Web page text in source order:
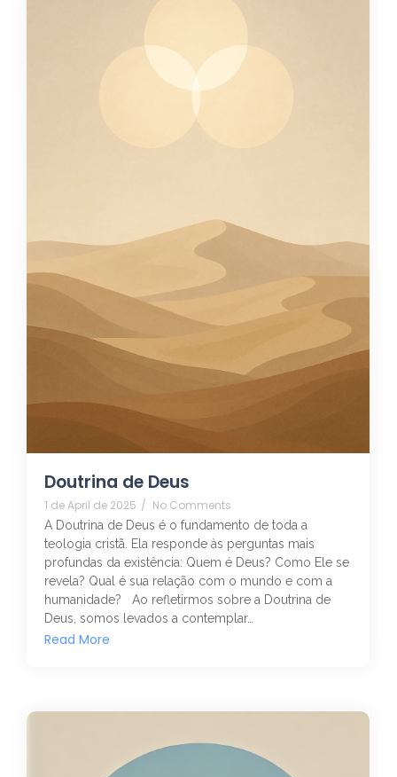
Doutrina de Deus
1 de April de 2025 / No Comments
A Doutrina de Deus é o fundamento de toda a
teologia cristã. Ela responde às perguntas mais
profundas da existência: Quem é Deus? Como Ele se
revela? Qual é sua relação com o mundo e com a
humanidade? Ao refletirmos sobre a Doutrina de
Deus, somos levados a contemplar…
Read More